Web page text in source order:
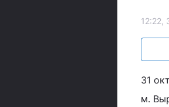
12:22,
31
м.